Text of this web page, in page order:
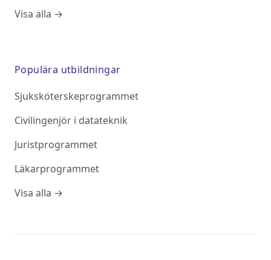
Visa alla →
Populära utbildningar
Sjuksköterskeprogrammet
Civilingenjör i datateknik
Juristprogrammet
Läkarprogrammet
Visa alla →